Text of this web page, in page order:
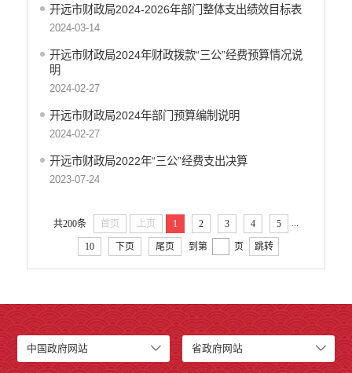
开远市投资促进局
开远市机关事务管理局
云南开远产业园区管理委员会
开远市总工会
开远市妇女联合会
中国共产主义青年团开远市委员会
开远市科学技术协会
开远市归国华侨联合会
开远市红十字会
开远市乐白道街道办事处
开远市灵泉街道办事处
开远市中和营镇人民政府
开远市羊街乡人民政府
开远市大庄回族乡人民政府
开远市财政局2024-2026年部门整体支出绩效目标表
2024-03-14
开远市财政局2024年财政拨款“三公”经费预算情况说
明
2024-02-27
开远市财政局2024年部门预算编制说明
2024-02-27
开远市财政局2022年“三公”经费支出决算
2023-07-24
共200条 首页 上页 1 2 3 4 5 ...
10 下页 尾页 到第 页 跳转
中国政府网站 省政府网站